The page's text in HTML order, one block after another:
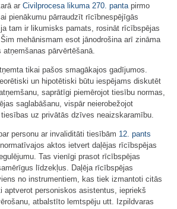
ar Civilprocesa likuma 270. pantapirmo
pienākumu pārraudzīt rīcībnespējīgās
tam ir likumisks pamats, rosināt rīcībspējas
mehānismam esot jānodrošina arī zināma
pārvērtēšanā.
tikai pašos smagākajos gadījumos.
un hipotētiski būtu iespējams diskutēt
saprātīgi piemērojot tiesību normas,
saglabāšanu, vispār neierobežojot
uz privātās dzīves neaizskaramību.
personu ar invaliditāti tiesībām 12. pants
aktos ietvert daļējas rīcībspējas
Tas vienīgi prasot rīcībspējas
līdzekļus. Daļēja rīcībspējas
no instrumentiem, kas tiek izmantoti citās
aptverot personiskos asistentus, iepriekš
atbalstīto lemtspēju utt. Izpildvaras